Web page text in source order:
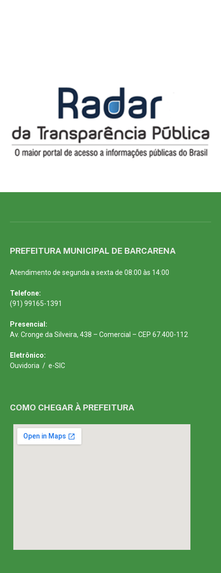
PREFEITURA MUNICIPAL DE BARCARENA
Atendimento de segunda a sexta de 08:00 às 14:00
Telefone:
(91) 99165-1391
Presencial:
Av. Cronge da Silveira, 438 – Comercial – CEP 67.400-112
Eletrônico:
Ouvidoria / e-SIC
COMO CHEGAR À PREFEITURA